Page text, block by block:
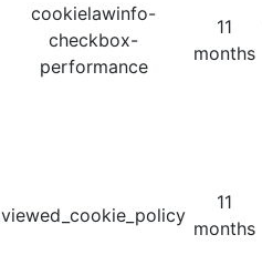
cookielawinfo-
checkbox-
performance
11
months
viewed_cookie_policy
11
months